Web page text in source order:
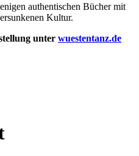
authentischen Bücher mit
Kultur.
unter wuestentanz.de